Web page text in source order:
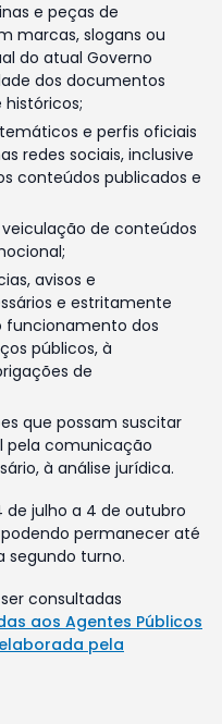
e peças de
marcas, slogans ou
do atual Governo
dos documentos
e perfis oficiais
redes sociais, inclusive
conteúdos publicados e
de conteúdos
avisos e
e estritamente
funcionamento dos
públicos, à
de
que possam suscitar
pela comunicação
à análise jurídica.
de julho a 4 de outubro
permanecer até
segundo turno.
consultadas
aos Agentes Públicos
pela